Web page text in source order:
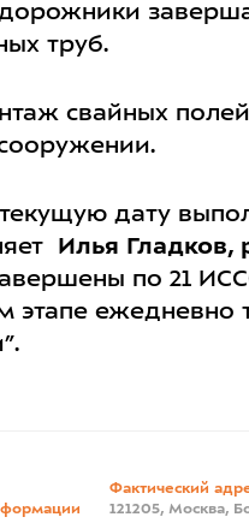
труб.
свайных
дату
Илья Гладков,
по 21
ежедневно
Фактический
121205, Москва,